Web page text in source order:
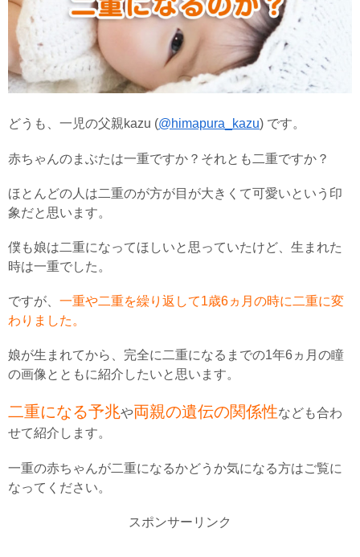
どうも、一児の父親kazu (@himapura_kazu) です。
赤ちゃんのまぶたは一重ですか？それとも二重ですか？
ほとんどの人は二重のが方が目が大きくて可愛いという印
象だと思います。
僕も娘は二重になってほしいと思っていたけど、生まれた
時は一重でした。
ですが、 一重や二重を繰り返して1歳6ヵ月の時に二重に変
わりました。
娘が生まれてから、完全に二重になるまでの1年6ヵ月の瞳
の画像とともに紹介したいと思います。
二重になる予兆や両親の遺伝の関係性なども合わ
せて紹介します。
一重の赤ちゃんが二重になるかどうか気になる方はご覧に
なってください。
スポンサーリンク